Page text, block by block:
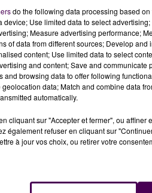
COVID-19 : TOUTES
FERMÉES :...
DIRECT
do the following data processing based
device; Use limited data to select
Measure advertising performance;
of data from different sources; Develop
content; Use limited data to select
and content; Save and
and browsing data to offer following
data; Match and combine data
automatically.
cliquant sur "Accepter et fermer", ou
également refuser en cliquant sur
à jour vos choix, ou retirer votre